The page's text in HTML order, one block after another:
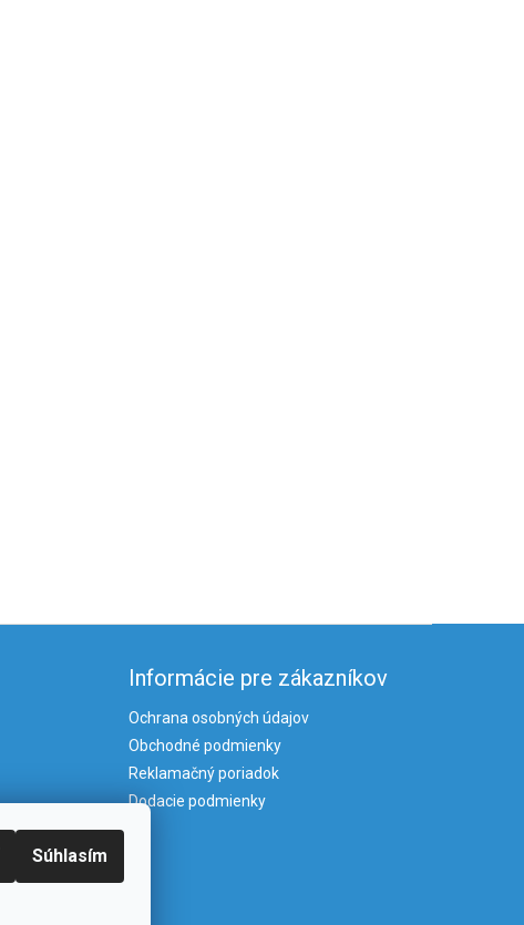
Súhlasím
Informácie pre zákazníkov
Ochrana osobných údajov
Obchodné podmienky
Reklamačný poriadok
Dodacie podmienky